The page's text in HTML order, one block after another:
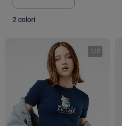
2 colori
1 / 5